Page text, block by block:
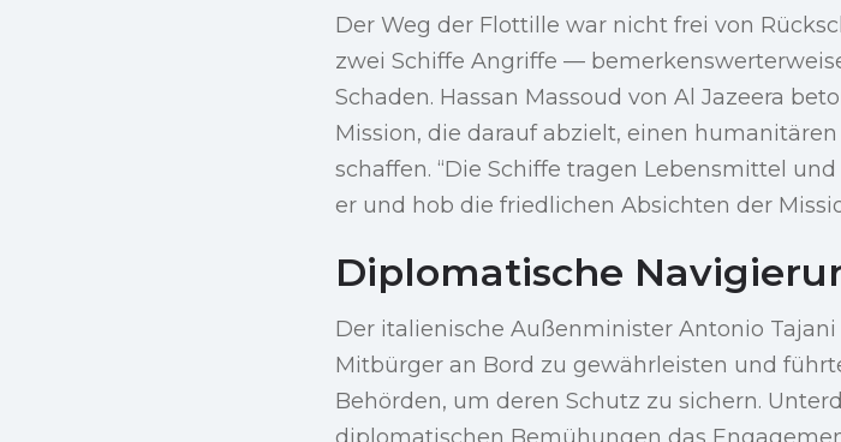
Der Weg der Flottille war nicht frei von
zwei Schiffe Angriffe —
Schaden. Hassan Massoud von Al Jazeera
Mission, die darauf abzielt, einen
schaffen. “Die Schiffe tragen Lebensmittel
er und hob die friedlichen Absichten der
Diplomatische
Der italienische Außenminister Antonio
Mitbürger an Bord zu gewährleisten und
Behörden, um deren Schutz zu sichern.